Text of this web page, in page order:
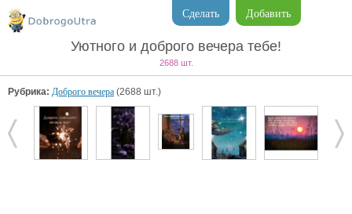
Добавить
Сделать
Уютного и доброго вечера тебе!
2688 шт.
Рубрика: Доброго вечера (2688 шт.)